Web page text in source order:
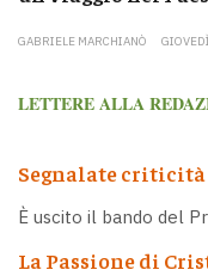
GABRIELE MARCHIANÒ
LETTERE ALLA
Segnalate criticità
È uscito il bando del
La Passione di